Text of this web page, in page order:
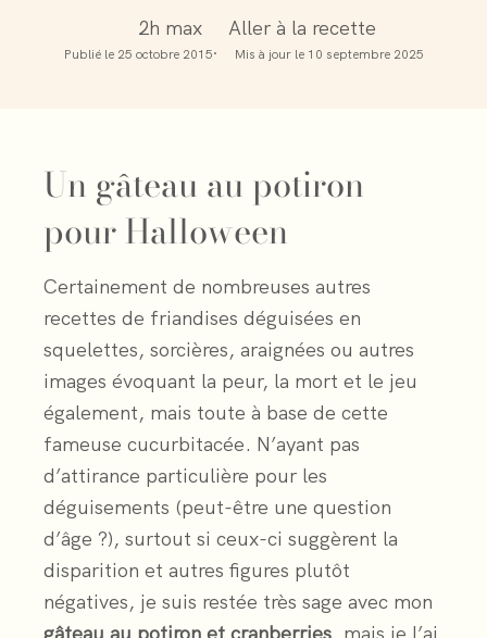
2h max Aller à la recette
Publié le 25 octobre 2015 Mis à jour le 10 septembre 2025
Un gâteau au potiron
pour Halloween
Certainement de nombreuses autres
recettes de friandises déguisées en
squelettes, sorcières, araignées ou autres
images évoquant la peur, la mort et le jeu
également, mais toute à base de cette
fameuse cucurbitacée. N’ayant pas
d’attirance particulière pour les
déguisements (peut-être une question
d’âge ?), surtout si ceux-ci suggèrent la
disparition et autres figures plutôt
négatives, je suis restée très sage avec mon